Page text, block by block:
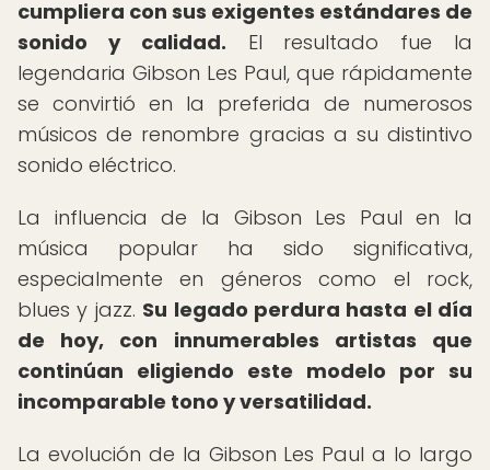
cumpliera con sus exigentes estándares de
sonido y calidad. El resultado fue la
legendaria Gibson Les Paul, que rápidamente
se convirtió en la preferida de numerosos
músicos de renombre gracias a su distintivo
sonido eléctrico.
La influencia de la Gibson Les Paul en la
música popular ha sido significativa,
especialmente en géneros como el rock,
blues y jazz. Su legado perdura hasta el día
de hoy, con innumerables artistas que
continúan eligiendo este modelo por su
incomparable tono y versatilidad.
La evolución de la Gibson Les Paul a lo largo